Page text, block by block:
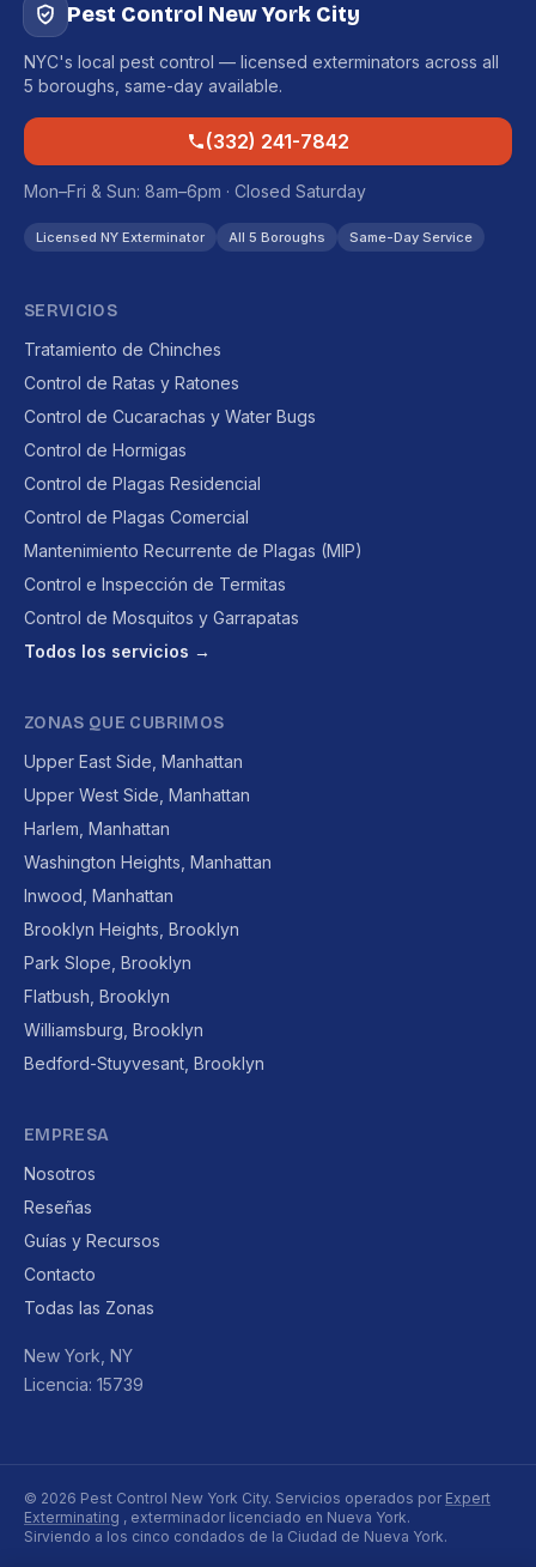
Pest Control New York City
NYC's local pest control — licensed exterminators across all
5 boroughs, same-day available.
(332) 241-7842
Mon–Fri & Sun: 8am–6pm · Closed Saturday
Licensed NY Exterminator All 5 Boroughs Same-Day Service
SERVICIOS
Tratamiento de Chinches
Control de Ratas y Ratones
Control de Cucarachas y Water Bugs
Control de Hormigas
Control de Plagas Residencial
Control de Plagas Comercial
Mantenimiento Recurrente de Plagas (MIP)
Control e Inspección de Termitas
Control de Mosquitos y Garrapatas
Todos los servicios →
ZONAS QUE CUBRIMOS
Upper East Side, Manhattan
Upper West Side, Manhattan
Harlem, Manhattan
Washington Heights, Manhattan
Inwood, Manhattan
Brooklyn Heights, Brooklyn
Park Slope, Brooklyn
Flatbush, Brooklyn
Williamsburg, Brooklyn
Bedford-Stuyvesant, Brooklyn
EMPRESA
Nosotros
Reseñas
Guías y Recursos
Contacto
Todas las Zonas
New York, NY
Licencia: 15739
© 2026 Pest Control New York City. Servicios operados por Expert
Exterminating , exterminador licenciado en Nueva York.
Sirviendo a los cinco condados de la Ciudad de Nueva York.